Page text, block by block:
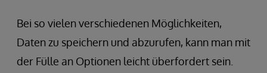
Bei so vielen verschiedenen Möglichkeiten,
Daten zu speichern und abzurufen, kann man mit
der Fülle an Optionen leicht überfordert sein.